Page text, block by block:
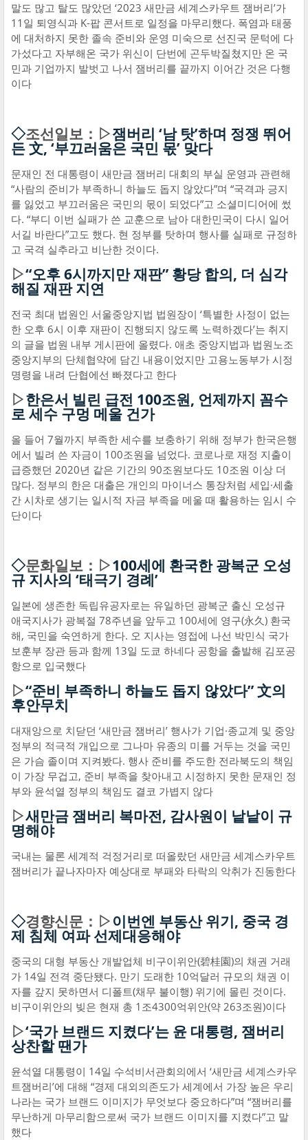
말도 많고 탈도 많았던 ‘2023 새만금 세계스카우트 잼버리’가
11일 퇴영식과 K-팝 콘서트로 일정을 마무리했다. 폭염과 태풍
에 대처하지 못한 졸속 준비와 운영 미숙으로 선진국 문턱에 다
가섰다고 자부해온 국가 위신이 단번에 곤두박질쳤지만 온 국
민과 기업까지 발벗고 나서 잼버리를 끝까지 이어간 것은 다행
이다
◇조선일보：▷잼버리 ‘남 탓’하며 정쟁 뛰어
든 文, ‘부끄러움은 국민 몫’ 맞다
문재인 전 대통령이 새만금 잼버리 대회의 부실 운영과 관련해
“사람의 준비가 부족하니 하늘도 돕지 않았다”며 “국격과 긍지
를 잃었고 부끄러움은 국민의 몫이 되었다”고 소셜미디어에 썼
다. “부디 이번 실패가 쓴 교훈으로 남아 대한민국이 다시 일어
서길 바란다”고도 했다. 현 정부를 탓하며 행사를 실패로 규정하
고 국격 실추라고 비난한 것이다.
▷“오후 6시까지만 재판” 황당 합의, 더 심각
해질 재판 지연
전국 최대 법원인 서울중앙지법 법원장이 ‘특별한 사정이 없는
한 오후 6시 이후 재판이 진행되지 않도록 노력하겠다’는 취지
의 글을 법원 내부 게시판에 올렸다. 애초 중앙지법과 법원노조
중앙지부의 단체협약에 담긴 내용이었지만 고용노동부가 시정
명령을 내려 단협에선 빠졌다고 한다
▷한은서 빌린 급전 100조원, 언제까지 꼼수
로 세수 구멍 메울 건가
올 들어 7월까지 부족한 세수를 보충하기 위해 정부가 한국은행
에서 빌려 쓴 자금이 100조원을 넘었다. 코로나로 재정 지출이
급증했던 2020년 같은 기간의 90조원보다도 10조원 이상 더
많다. 정부의 한은 대출은 개인의 마이너스 통장처럼 세입·세출
간 시차로 생기는 일시적 자금 부족을 메울 때 활용하는 임시 수
단이다
◇문화일보：▷100세에 환국한 광복군 오성
규 지사의 ‘태극기 경례’
일본에 생존한 독립유공자로는 유일하던 광복군 출신 오성규
애국지사가 광복절 78주년을 앞두고 100세에 영구(永久) 환국
해, 국민을 숙연하게 한다. 오 지사는 영접에 나선 박민식 국가
보훈부 장관 등과 함께 13일 도쿄 하네다 공항을 출발해 김포공
항으로 입국했다
▷“준비 부족하니 하늘도 돕지 않았다” 文의
후안무치
대재앙으로 치닫던 ‘새만금 잼버리’ 행사가 기업·종교계 및 중앙
정부의 적극적 개입으로 그나마 유종의 미를 거두는 것을 국민
은 가슴 졸이며 지켜봤다. 행사 준비를 주도한 전라북도의 책임
이 가장 무겁고, 준비 부족을 찾아내고 시정하지 못한 문재인 정
부와 윤석열 정부의 책임도 결코 가볍지 않다
▷새만금 잼버리 복마전, 감사원이 낱낱이 규
명해야
국내는 물론 세계적 걱정거리로 떠올랐던 새만금 세계스카우트
잼버리가 끝나자마자 예상대로 부패와 타락의 악취가 진동한다
◇경향신문：▷이번엔 부동산 위기, 중국 경
제 침체 여파 선제대응해야
중국의 대형 부동산 개발업체 비구이위안(碧桂園)의 채권 거래
가 14일 전격 중단됐다. 만기 도래한 10억달러 규모의 채권 이
자를 갚지 못하면서 디폴트(채무 불이행) 위기에 몰린 것이다.
비구이위안의 빚은 현재 총 1조4300억위안(약 263조원)이다
▷‘국가 브랜드 지켰다’는 윤 대통령, 잼버리
상찬할 땐가
윤석열 대통령이 14일 수석비서관회의에서 ‘새만금 세계스카우
트잼버리’에 대해 “경제 대외의존도가 세계에서 가장 높은 우리
나라는 국가 브랜드 이미지가 무엇보다 중요하다”며 “잼버리를
무난하게 마무리함으로써 국가 브랜드 이미지를 지켰다”고 말
했다